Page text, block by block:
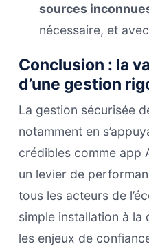
sources
nécessaire, et
Conclusion : la
d’une gestion
La gestion sécurisée
notamment en
crédibles comme app
un levier de
tous les acteurs de
simple installation à la
les enjeux de